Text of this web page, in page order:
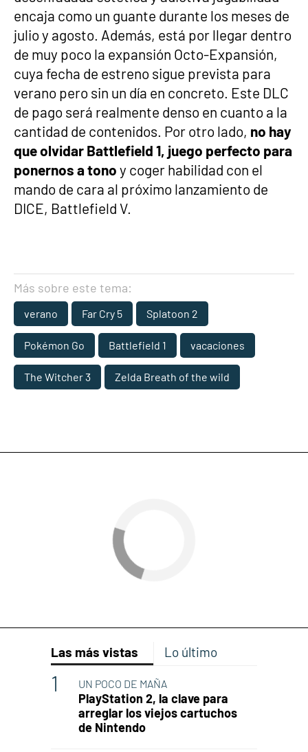
encaja como un guante durante los meses de
julio y agosto. Además, está por llegar dentro
de muy poco la expansión Octo-Expansión,
cuya fecha de estreno sigue prevista para
verano pero sin un día en concreto. Este DLC
de pago será realmente denso en cuanto a la
cantidad de contenidos. Por otro lado, no hay
que olvidar Battlefield 1, juego perfecto para
ponernos a tono y coger habilidad con el
mando de cara al próximo lanzamiento de
DICE, Battlefield V.
Más sobre este tema:
verano Far Cry 5 Splatoon 2
Pokémon Go Battlefield 1 vacaciones
The Witcher 3 Zelda Breath of the wild
Las más vistas Lo último
UN POCO DE MAÑA
PlayStation 2, la clave para
arreglar los viejos cartuchos
de Nintendo